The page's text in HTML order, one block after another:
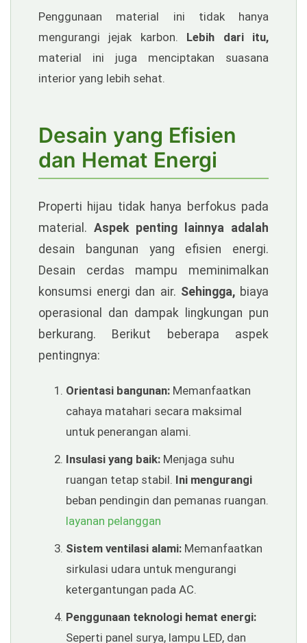
Penggunaan material ini tidak hanya
mengurangi jejak karbon. Lebih dari itu,
material ini juga menciptakan suasana
interior yang lebih sehat.
Desain yang Efisien
dan Hemat Energi
Properti hijau tidak hanya berfokus pada
material. Aspek penting lainnya adalah
desain bangunan yang efisien energi.
Desain cerdas mampu meminimalkan
konsumsi energi dan air. Sehingga,biaya
operasional dan dampak lingkungan pun
berkurang. Berikut beberapa aspek
pentingnya:
Orientasi bangunan: Memanfaatkan
cahaya matahari secara maksimal
untuk penerangan alami.
Insulasi yang baik: Menjaga suhu
ruangan tetap stabil. Ini mengurangi
beban pendingin dan pemanas ruangan.
layanan pelanggan
Sistem ventilasi alami: Memanfaatkan
sirkulasi udara untuk mengurangi
ketergantungan pada AC.
Penggunaan teknologi hemat energi:
Seperti panel surya, lampu LED, dan